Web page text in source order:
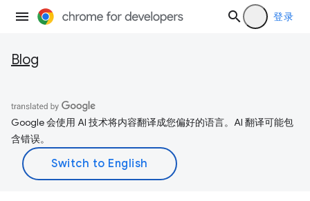
登录
Blog
Google 会使用 AI 技术将内容翻译成您偏好的语言。AI 翻译可能包
含错误。